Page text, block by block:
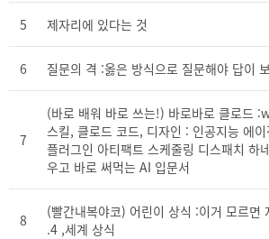
5 제자리에 있다는 것
6 질문의 격 :옳은 방식으로 질문해야 답이
7
(바로 배워 바로 쓰는!) 바로바로 클로드
스킬, 클로드 코드, 디자인 : 인공지능 에이
플러그인 아티팩트 스케줄링 디스패치 하
우고 바로 써먹는 AI 입문서
8
(빨간내복야코) 어린이 상식 :이거 모르면
.4 ,세계 상식